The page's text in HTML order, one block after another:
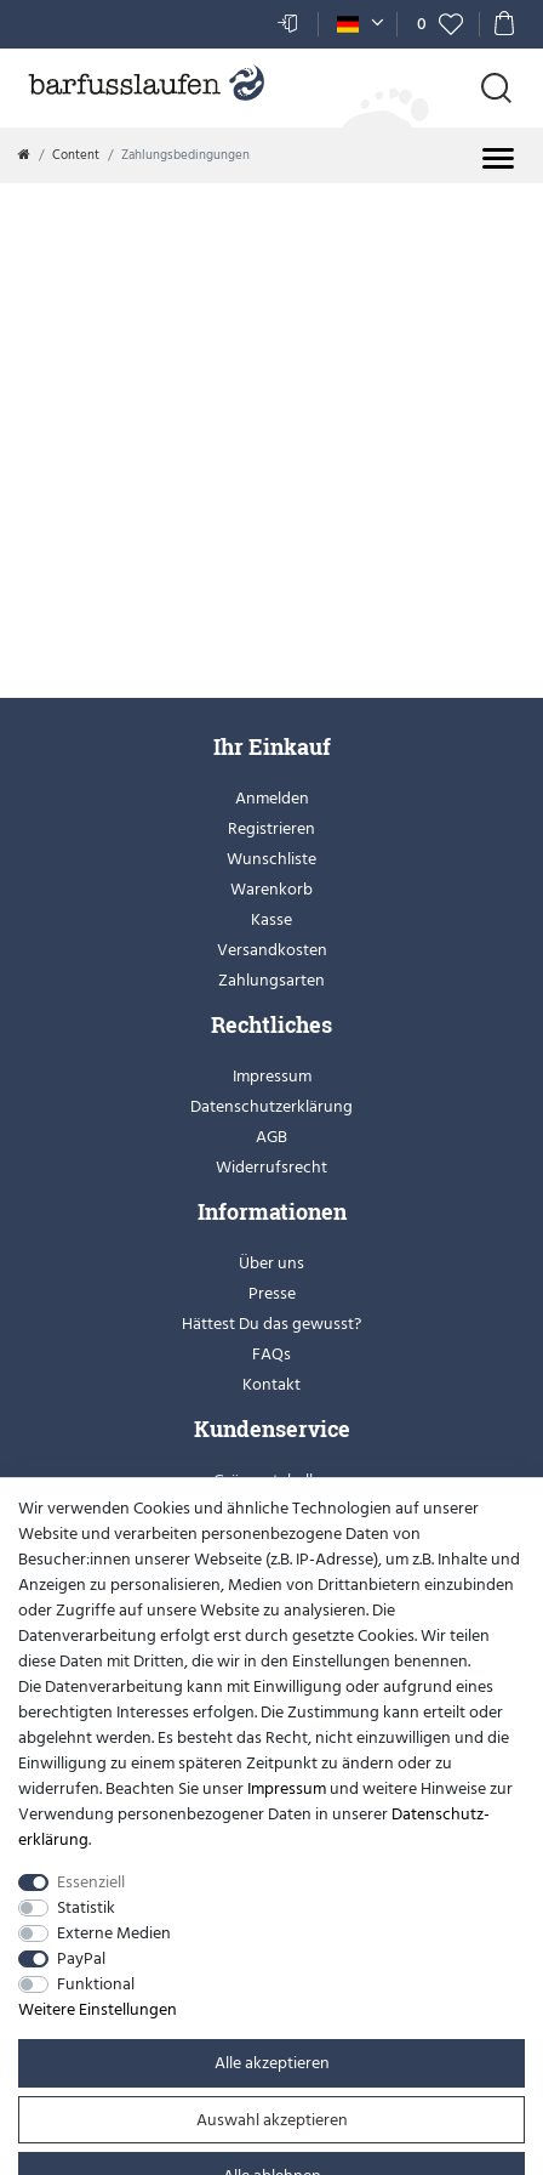
0
Content Zahlungsbedingungen
Ihr Einkauf
Anmelden
Registrieren
Wunschliste
Warenkorb
Kasse
Versandkosten
Zahlungsarten
Rechtliches
Impressum
Datenschutzerklärung
AGB
Widerrufsrecht
Informationen
Über uns
Presse
Hättest Du das gewusst?
FAQs
Kontakt
Kundenservice
Grössentabellen
Retoure
Schuhweiten
Youtube
Widerrufsformular
Kontakt
support@barfusslaufen.com
+49 (0)8807-214983
Anrufe aus dem dt. Festnetz zum Ortstarif, Preise aus dem Mobilfunknetz
© Copyright 2026 | Alle Rechte vorbehalten. -
barfusslaufen.com | Realisationcolornativ /
Wir verwenden Cookies und ähnliche Technologien auf unserer
Website und verarbeiten personenbezogene Daten von
Besucher:innen unserer Webseite (z.B. IP-Adresse), um z.B. Inhalte und
Anzeigen zu personalisieren, Medien von Drittanbietern einzubinden
oder Zugriffe auf unsere Website zu analysieren. Die
Datenverarbeitung erfolgt erst durch gesetzte Cookies. Wir teilen
diese Daten mit Dritten, die wir in den Einstellungen benennen.
Die Datenverarbeitung kann mit Einwilligung oder aufgrund eines
berechtigten Interesses erfolgen. Die Zustimmung kann erteilt oder
abgelehnt werden. Es besteht das Recht, nicht einzuwilligen und die
Einwilligung zu einem späteren Zeitpunkt zu ändern oder zu
widerrufen. Beachten Sie unserImpressumund weitere Hinweise zur
Verwendung personenbezogener Daten in unsererDaten­schutz­
erklärung.
Essenziell
Statistik
Externe Medien
PayPal
Funktional
Weitere Einstellungen
Alle akzeptieren
Auswahl akzeptieren